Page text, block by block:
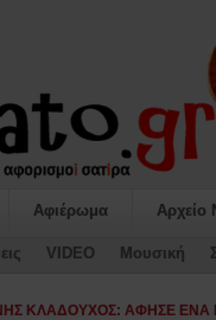
Αφιέρωμα Αρχείο
VIDEO Μουσική
Η -